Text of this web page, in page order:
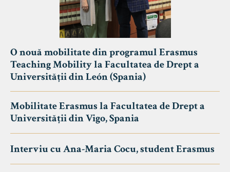
O nouă mobilitate din programul Erasmus
Teaching Mobility la Facultatea de Drept a
Universității din León (Spania)
Mobilitate Erasmus la Facultatea de Drept a
Universității din Vigo, Spania
Interviu cu Ana-Maria Cocu, student Erasmus